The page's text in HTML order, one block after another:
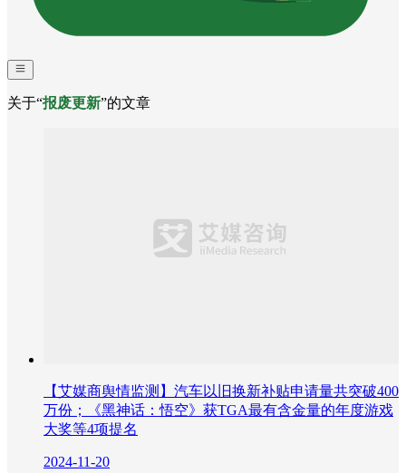
关于“报废更新”的文章
【艾媒商舆情监测】汽车以旧换新补贴申请量共突破400
万份；《黑神话：悟空》获TGA最有含金量的年度游戏
大奖等4项提名
2024-11-20